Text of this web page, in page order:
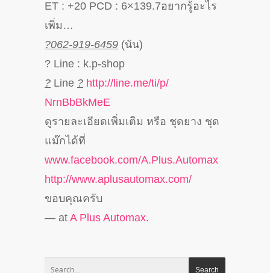
ET : +20 PCD : 6×139.7อยากรู้อะไร
เพิ่ม…
?062-919-6459 (นัน)
? Line : k.p-shop
? Line ? http://line.me/ti/p/
NrnBbBkMeE
ดูรายละเอียดเพิ่มเติม หรือ ชุดยาง ชุด
แม๊กได้ที่
www.facebook.com/A.Plus.Automax
http://www.aplusautomax.com/
ขอบคุณครับ
— at A Plus Automax.